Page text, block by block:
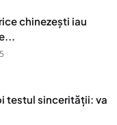
chinezești iau
5
testul sincerității: va